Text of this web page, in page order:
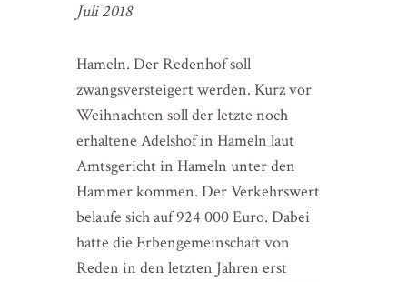
Juli 2018
Hameln. Der Redenhof soll
zwangsversteigert werden. Kurz vor
Weihnachten soll der letzte noch
erhaltene Adelshof in Hameln laut
Amtsgericht in Hameln unter den
Hammer kommen. Der Verkehrswert
belaufe sich auf 924 000 Euro. Dabei
hatte die Erbengemeinschaft von
Reden in den letzten Jahren erst